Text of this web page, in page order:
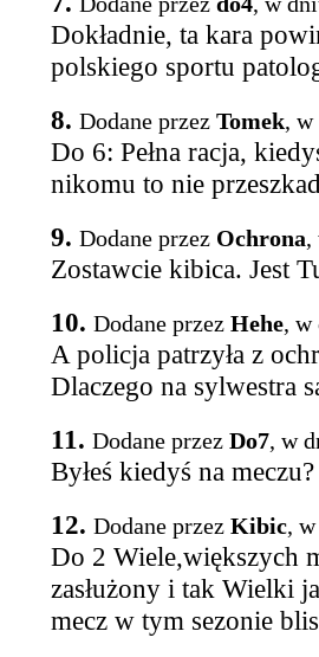
Dokładnie, ta kara
polskiego sportu
8. Dodane przez Tomek, w
Do 6: Pełna racja,
nikomu to nie
9. Dodane przez Ochrona,
Zostawcie kibica. Jest
10. Dodane przez Hehe, w
A policja patrzyła z
Dlaczego na sylwestra
11. Dodane przez Do7, w
Byłeś kiedyś na
12. Dodane przez Kibic,
Do 2 Wiele,większych
zasłużony i tak Wielki
mecz w tym sezonie